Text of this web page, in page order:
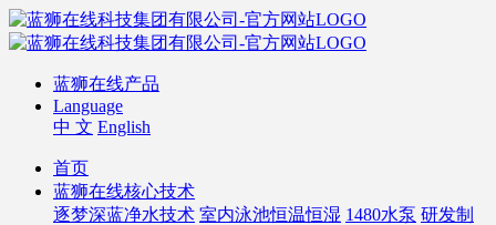
蓝狮在线产品
Language
中 文 English
首页
蓝狮在线核心技术
逐梦深蓝净水技术 室内泳池恒温恒湿 1480水泵 研发制